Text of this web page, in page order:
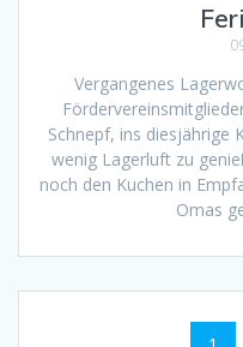
Vergangenes
Schnepf, ins diesjährige
wenig Lagerluft zu
noch den Kuchen in
Omas